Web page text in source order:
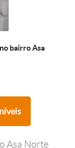
bairro Asa
Asa Norte